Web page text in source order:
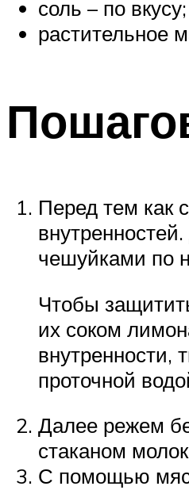
соль – по вкусу;
растительное
Перед тем как
чешуйками по
Чтобы
их соком
внутренности,
проточной
Далее режем
стаканом
С помощью